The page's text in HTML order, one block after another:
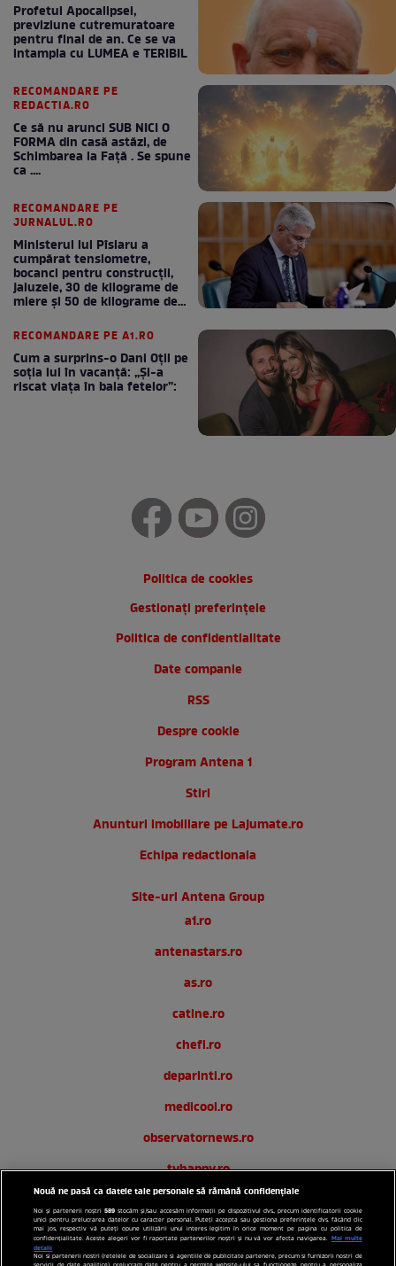
Profetul Apocalipsei,
previziune cutremuratoare
pentru final de an. Ce se va
intampla cu LUMEA e TERIBIL
RECOMANDARE PE
REDACTIA.RO
Ce să nu arunci SUB NICI O
FORMA din casă astăzi, de
Schimbarea la Față . Se spune
ca ....
RECOMANDARE PE
JURNALUL.RO
Ministerul lui Pîslaru a
cumpărat tensiometre,
bocanci pentru construcții,
jaluzele, 30 de kilograme de
miere și 50 de kilograme de
RECOMANDARE PE A1.RO
Cum a surprins-o Dani Oțil pe
soția lui în vacanță: „Și-a
riscat viața în baia fetelor”:
Politica de cookies
Gestionați preferințele
Politica de confidentialitate
Date companie
RSS
Despre cookie
Program Antena 1
Stiri
Anunturi imobiliare pe Lajumate.ro
Echipa redactionala
Site-uri Antena Group
a1.ro
antenastars.ro
as.ro
catine.ro
chefi.ro
deparinti.ro
medicool.ro
observatornews.ro
tvhappy.ro
useit.ro
zutv.ro
Nouă ne pasă ca datele tale personale să rămână confidențiale
Noi și partenerii noștri589 stocăm și/sau accesăm informații pe dispozitivul dvs., precum identificatorii cookie
unici pentru prelucrarea datelor cu caracter personal. Puteți accepta sau gestiona preferințele dvs. făcând clic
mai jos, respectiv vă puteți opune utilizării unui interes legitim în orice moment pe pagina cu politica de
confidențialitate. Aceste alegeri vor fi raportate partenerilor noștri și nu vă vor afecta navigarea. Mai multe
detalii
Noi si partenerii nostri (retelele de socializare si agentiile de publicitate partenere, precum si furnizorii nostri de